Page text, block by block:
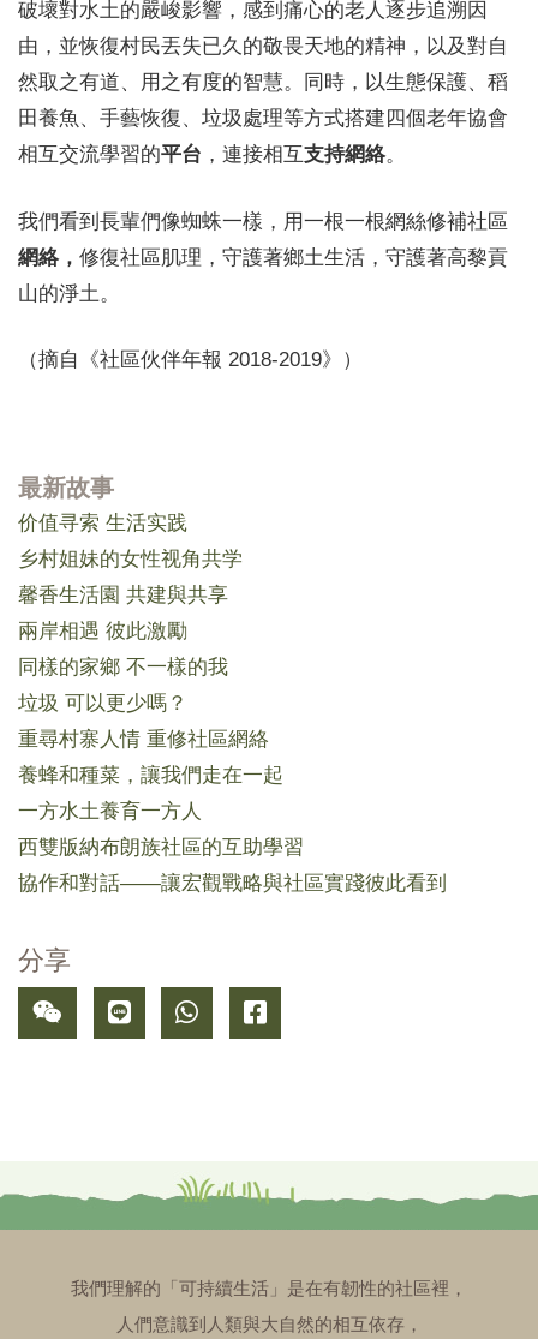
破壞對水土的嚴峻影響，感到痛心的老人逐步追溯因
由，並恢復村民丟失已久的敬畏天地的精神，以及對自
然取之有道、用之有度的智慧。同時，以生態保護、稻
田養魚、手藝恢復、垃圾處理等方式搭建四個老年協會
相互交流學習的平台 ，連接相互支持網絡。
我們看到長輩們像蜘蛛一樣，用一根一根網絲修補社區
網絡， 修復社區肌理，守護著鄉土生活，守護著高黎貢
山的淨土。
（摘自《社區伙伴年報 2018-2019》）
最新故事
价值寻索 生活实践
乡村姐妹的女性视角共学
馨香生活園 共建與共享
兩岸相遇 彼此激勵
同樣的家鄉 不一樣的我
垃圾 可以更少嗎？
重尋村寨人情 重修社區網絡
養蜂和種菜，讓我們走在一起
一方水土養育一方人
西雙版納布朗族社區的互助學習
協作和對話——讓宏觀戰略與社區實踐彼此看到
分享
我們理解的「可持續生活」是在有韌性的社區裡，
人們意識到人類與大自然的相互依存，